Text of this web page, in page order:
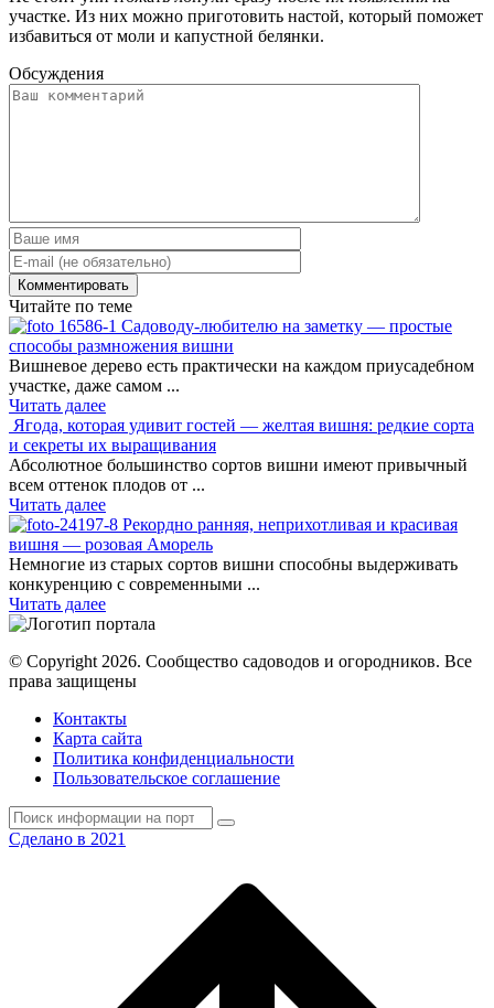
участке. Из них можно приготовить настой, который поможет
избавиться от моли и капустной белянки.
Обсуждения
Читайте по теме
Садоводу-любителю на заметку — простые
способы размножения вишни
Вишневое дерево есть практически на каждом приусадебном
участке, даже самом ...
Читать далее
Ягода, которая удивит гостей — желтая вишня: редкие сорта
и секреты их выращивания
Абсолютное большинство сортов вишни имеют привычный
всем оттенок плодов от ...
Читать далее
Рекордно ранняя, неприхотливая и красивая
вишня — розовая Аморель
Немногие из старых сортов вишни способны выдерживать
конкуренцию с современными ...
Читать далее
© Copyright 2026. Cообщество садоводов и огородников. Все
права защищены
Контакты
Карта сайта
Политика конфиденциальности
Пользовательское соглашение
Сделано в 2021